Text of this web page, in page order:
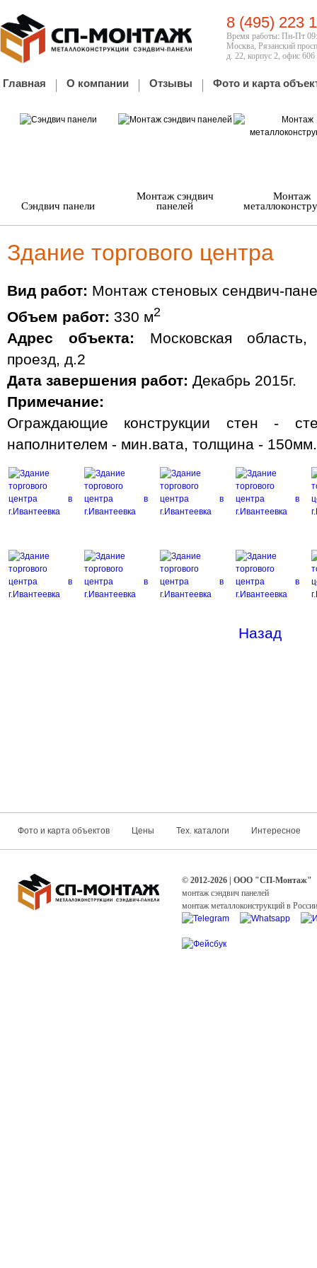
8 (495) 223
Время работы: Пн-Пт
Москва, Рязанский
д. 22, корпус 2, офис 606
Главная О компании Отзывы Фото и карта
Сэндвич панели
Монтаж сэндвич
панелей
Монтаж
Здание торгового центра
Вид работ: Монтаж стеновых сендвич-
Объем работ: 330 м2
Адрес объекта: Московская область,
проезд, д.2
Дата завершения работ: Декабрь 2015г.
Примечание:
Ограждающие конструкции стен -
наполнителем - мин.вата, толщина - 150мм.
Назад
Фото и карта объектов Цены Тех. каталоги Интересное
© 2012-2026 | ООО "СП-Монтаж"
монтаж сэндвич панелей
монтаж металлоконструкций в России